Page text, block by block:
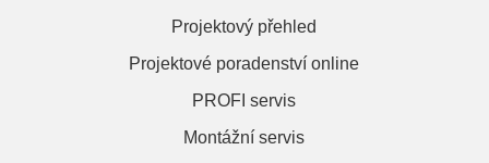
Projektový přehled
Projektové poradenství online
PROFI servis
Montážní servis